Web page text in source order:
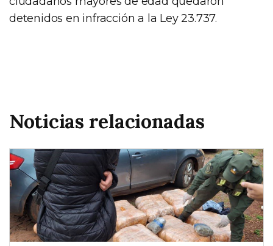
detenidos en infracción a la Ley 23.737.
Noticias relacionadas